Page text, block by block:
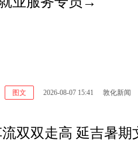
图文 2026-08-07 15:41 敦化新闻
双双走高 延吉暑期